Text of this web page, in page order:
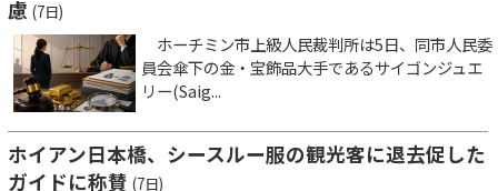
慮 (7日)
ホーチミン市上級人民裁判所は5日、同市人民委
員会傘下の金・宝飾品大手であるサイゴンジュエ
リー(Saig...
ホイアン日本橋、シースルー服の観光客に退去促した
ガイドに称賛 (7日)